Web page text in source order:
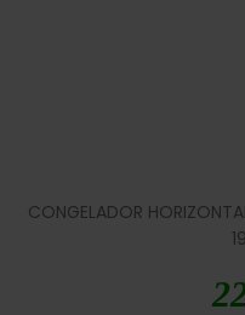
CONGELADOR